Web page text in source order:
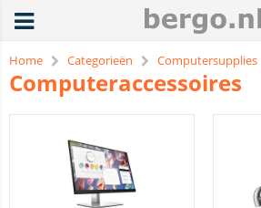
Home Categorieën Computersupplies
Computeraccessoires